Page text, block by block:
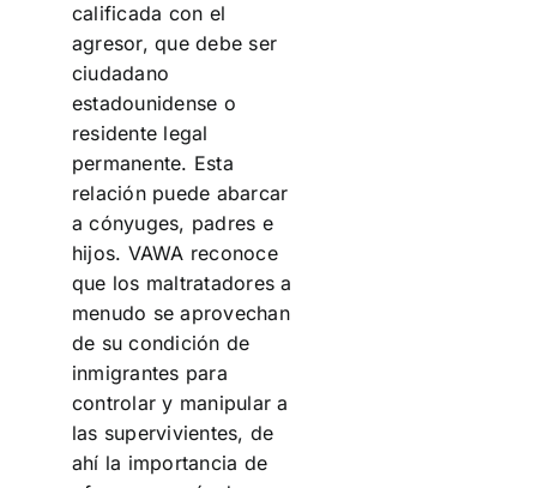
calificada con el
agresor, que debe ser
ciudadano
estadounidense o
residente legal
permanente. Esta
relación puede abarcar
a cónyuges, padres e
hijos. VAWA reconoce
que los maltratadores a
menudo se aprovechan
de su condición de
inmigrantes para
controlar y manipular a
las supervivientes, de
ahí la importancia de